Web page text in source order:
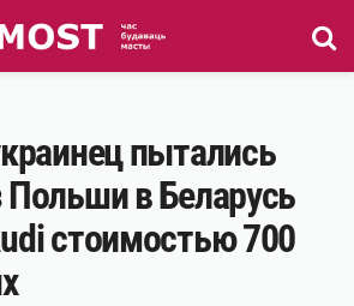
пытались
Польши в Беларусь
стоимостью 700